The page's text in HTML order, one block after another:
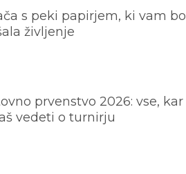
s peki papirjem, ki vam bo
življenje
prvenstvo 2026: vse, kar
vedeti o turnirju